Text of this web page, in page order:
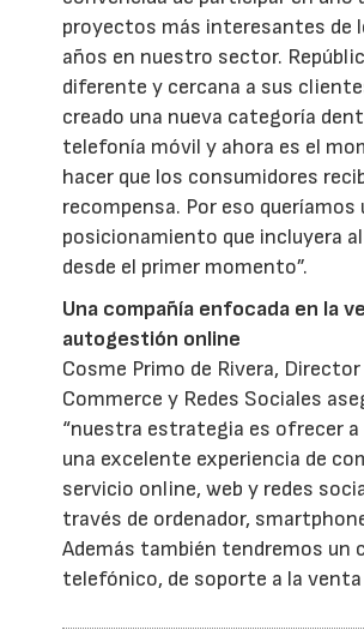
proyectos más interesantes de
años en nuestro sector.
diferente y cercana a sus
creado una nueva categoría
telefonía móvil y ahora es el
hacer que los consumidores
recompensa. Por eso queríamos
posicionamiento que incluyera
desde el primer momento”.
Una compañía enfocada en la
autogestión online
Cosme Primo de Rivera,
Commerce y Redes Sociales
“nuestra estrategia es ofrecer
una excelente experiencia de
servicio online, web y redes
través de ordenador,
Además también tendremos un
telefónico, de soporte a la venta